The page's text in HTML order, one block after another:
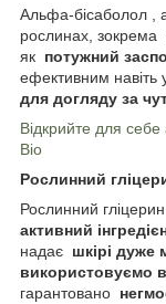
Альфа-бісаболол ,
рослинах, зокрема
як потужний
ефективним навіть
для догляду за
Відкрийте для себе
Bio
Рослинний
Рослинний
активний
надає шкірі дуже
використовуємо
гарантовано